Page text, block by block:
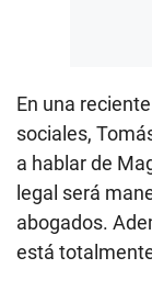
En una
sociales,
a hablar de
legal será
abogados.
está